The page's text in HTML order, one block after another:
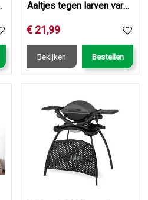
18000 Aaltjes tegen larven varenrouwmug
€ 21,99
Bekijken Bestellen